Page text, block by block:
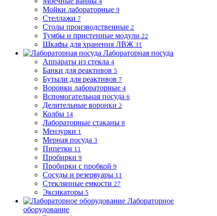
Мойки лабораторные 9
Стеллажи 7
Столы производственные 2
Тумбы и пристенные модули 22
Шкафы для хранения ЛВЖ 31
Лабораторная посуда
Аппараты из стекла 4
Банки для реактивов 5
Бутыли для реактивов 7
Воронки лабораторные 4
Вспомогательная посуда 6
Делительные воронки 2
Колбы 14
Лабораторные стаканы 8
Мензурки 1
Мерная посуда 3
Пипетки 11
Пробирки 9
Пробирки с пробкой 9
Сосуды и резервуары 11
Стеклянные емкости 27
Эксикаторы 5
Лабораторное
оборудование